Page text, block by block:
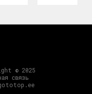
© 2025
связь